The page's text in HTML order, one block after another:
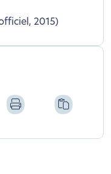
2015)